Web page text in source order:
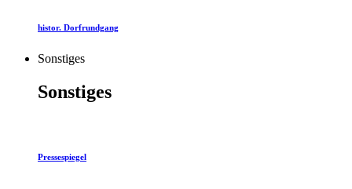
histor. Dorfrundgang
Sonstiges
Sonstiges
Pressespiegel